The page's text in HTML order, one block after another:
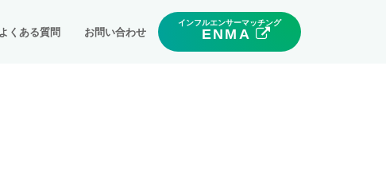
よくある質問 お問い合わせ
インフルエンサーマッチング
ENMA